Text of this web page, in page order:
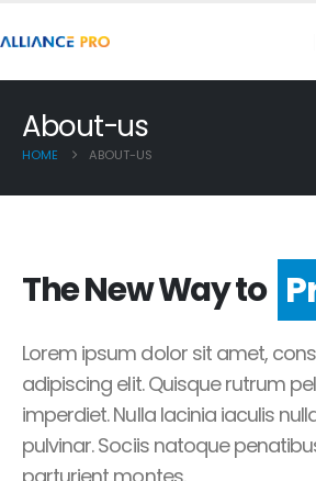
About-us
HOME ABOUT-US
The New Way to
Lorem ipsum dolor sit amet,
adipiscing elit. Quisque rutrum
imperdiet. Nulla lacinia iaculis
pulvinar. Sociis natoque